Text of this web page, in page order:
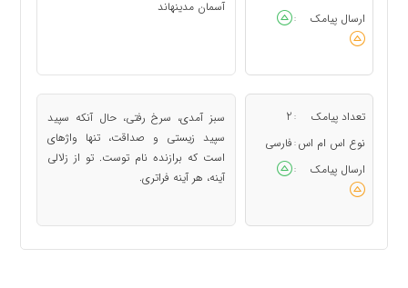
ارسال پیامک
:
آسمان مدينه‏اند
تعداد پیامک :
2
نوع اس ام اس : فارسی
ارسال پیامک
:
سبز آمدى، سرخ رفتى، حال آنكه سپيد
سپيد زيستى و صداقت، تنها واژه‏اى
است كه برازنده نام توست. تو از زلالى
آينه، هر آينه فراترى.